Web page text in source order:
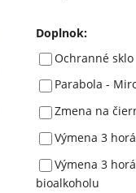
Doplnok:
Ochranné sklo
Parabola -
Zmena na
Výmena 3
Výmena 3
bioalkoholu